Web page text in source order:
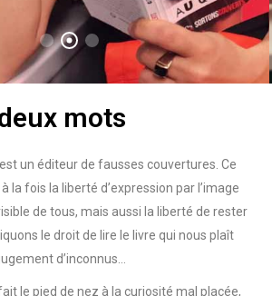
mots
un éditeur de fausses couvertures. Ce
la fois la liberté d’expression par l’image
de tous, mais aussi la liberté de rester
le droit de lire le livre qui nous plaît
d’inconnus…
le pied de nez à la curiosité mal placée,